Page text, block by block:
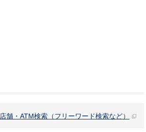
店舗・ATM検索（フリーワード検索など）